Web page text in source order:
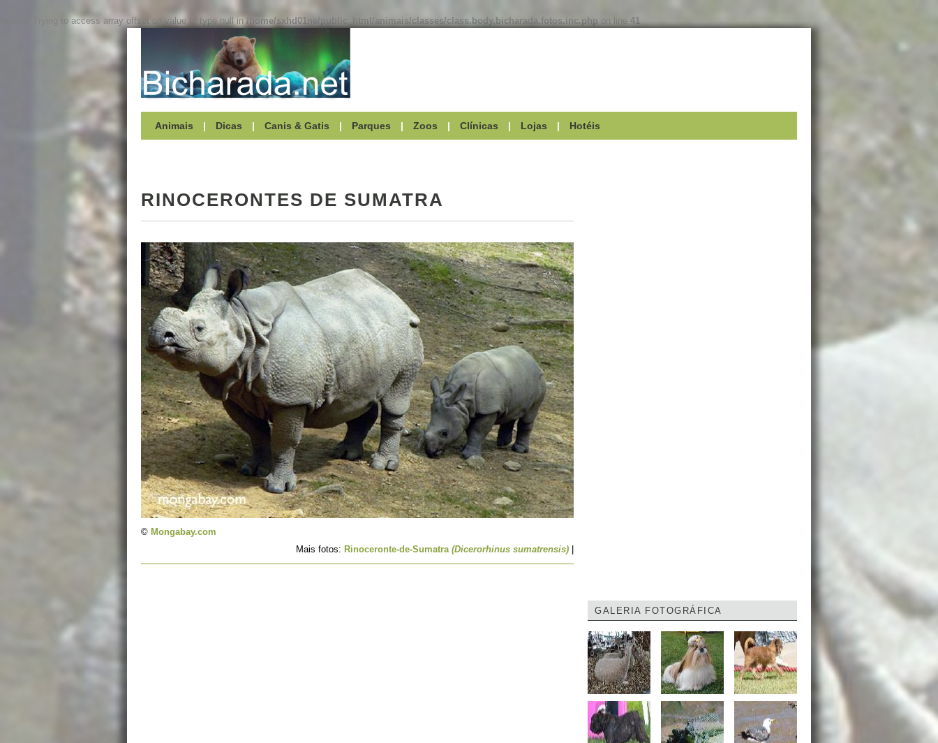
: Trying to access array offset on value of type null in /home/sxhd01ne/public_html/animais/classes/class.body.bicharada.fotos.inc.php on line 41
Animais | Dicas | Canis & Gatis | Parques | Zoos | Clínicas | Lojas | Hotéis
RINOCERONTES DE SUMATRA
© Mongabay.com
Mais fotos: Rinoceronte-de-Sumatra (Dicerorhinus sumatrensis)
GALERIA FOTOGRÁFICA